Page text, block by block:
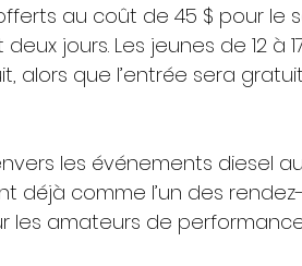
au coût de 45 $ pour le
jours. Les jeunes de 12 à
alors que l’entrée sera
les événements diesel
déjà comme l’un des
les amateurs de